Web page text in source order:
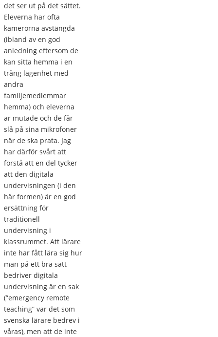
det ser ut på det sättet.
Eleverna har ofta
kamerorna avstängda
(ibland av en god
anledning eftersom de
kan sitta hemma i en
trång lägenhet med
andra
familjemedlemmar
hemma) och eleverna
är mutade och de får
slå på sina mikrofoner
när de ska prata. Jag
har därför svårt att
förstå att en del tycker
att den digitala
undervisningen (i den
här formen) är en god
ersättning för
traditionell
undervisning i
klassrummet. Att lärare
inte har fått lära sig hur
man på ett bra sätt
bedriver digitala
undervisning är en sak
(”emergency remote
teaching” var det som
svenska lärare bedrev i
våras), men att de inte